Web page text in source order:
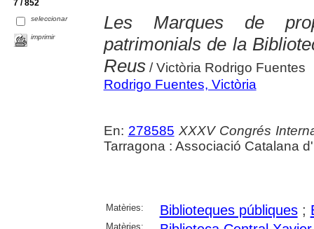
7 / 852
seleccionar
imprimir
Les Marques de
patrimonials de la
Reus/ Victòria Rodrigo Fuentes
Rodrigo Fuentes, Victòria
En: 278585 XXXV Congrés
Tarragona : Associació Catalana
Matèries: Biblioteques públiques;
Matèries: